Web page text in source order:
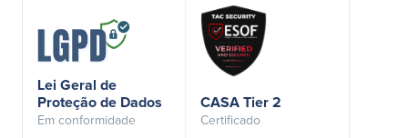
Lei Geral de
Proteção de Dados
Em conformidade
CASA Tier 2
Certificado